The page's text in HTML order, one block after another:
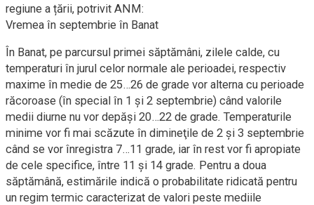
regiune a țării, potrivit ANM:
Vremea în septembrie în Banat
În Banat, pe parcursul primei săptămâni, zilele calde, cu
temperaturi în jurul celor normale ale perioadei, respectiv
maxime în medie de 25…26 de grade vor alterna cu perioade
răcoroase (în special în 1 şi 2 septembrie) când valorile
medii diurne nu vor depăşi 20…22 de grade. Temperaturile
minime vor fi mai scăzute în dimineţile de 2 şi 3 septembrie
când se vor înregistra 7…11 grade, iar în rest vor fi apropiate
de cele specifice, între 11 şi 14 grade. Pentru a doua
săptămână, estimările indică o probabilitate ridicată pentru
un regim termic caracterizat de valori peste mediile